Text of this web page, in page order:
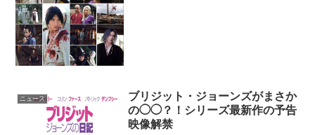
ニュース
ブリジット・ジョーンズがまさか
の◯◯？！シリーズ最新作の予告
映像解禁